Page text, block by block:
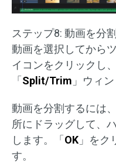
ステップ8: 動画を分
動画を選択してから
イコンをクリックし
「 Split/Trim 」ウィ
動画を分割するには
所にドラッグして、
します。「 OK 」をク
す。